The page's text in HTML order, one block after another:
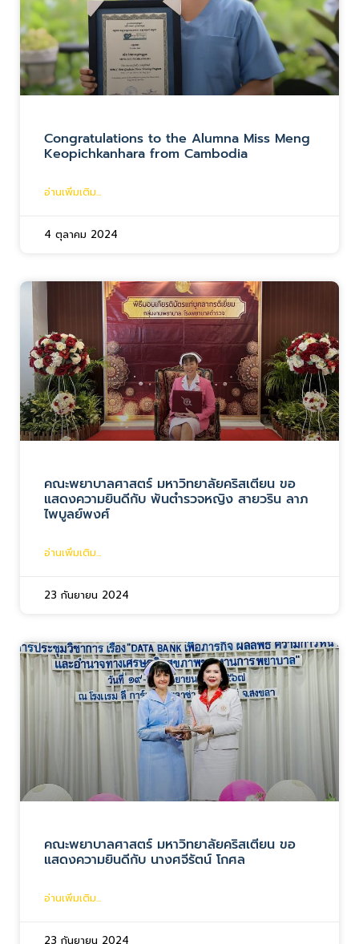
Congratulations to the Alumna Miss Meng
Keopichkanhara from Cambodia
อ่านเพิ่มเติม...
4 ตุลาคม 2024
คณะพยาบาลศาสตร์ มหาวิทยาลัยคริสเตียน ขอ
แสดงความยินดีกับ พันตำรวจหญิง สายวริน ลาภ
ไพบูลย์พงศ์
อ่านเพิ่มเติม...
23 กันยายน 2024
คณะพยาบาลศาสตร์ มหาวิทยาลัยคริสเตียน ขอ
แสดงความยินดีกับ นางศจีรัตน์ โกศล
อ่านเพิ่มเติม...
23 กันยายน 2024